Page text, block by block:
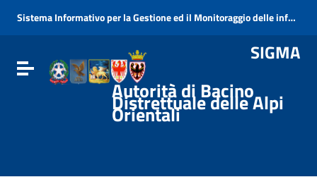
Vai al menu di navigazione
Sistema Informativo per la Gestione ed il Monitoraggio delle informazioni e dei procedimenti Ambientali della Direttiva Alluvioni
SIGMA
Attiva / disattiva la navigazione
Autorità di Bacino
Distrettuale delle Alpi
Orientali